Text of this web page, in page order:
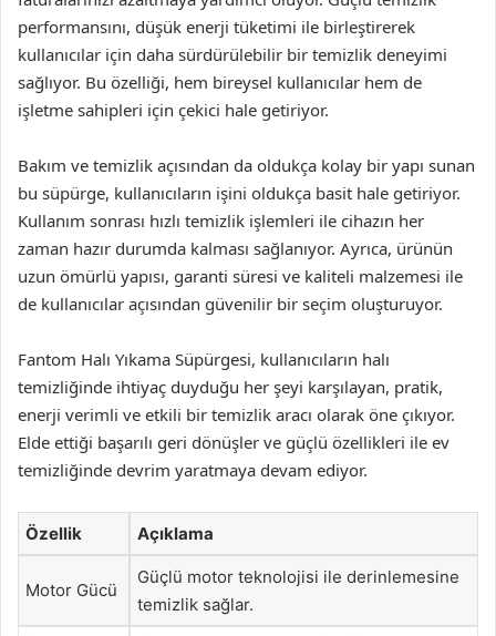
performansını, düşük enerji tüketimi ile birleştirerek
kullanıcılar için daha sürdürülebilir bir temizlik deneyimi
sağlıyor. Bu özelliği, hem bireysel kullanıcılar hem de
işletme sahipleri için çekici hale getiriyor.
Bakım ve temizlik açısından da oldukça kolay bir yapı sunan
bu süpürge, kullanıcıların işini oldukça basit hale getiriyor.
Kullanım sonrası hızlı temizlik işlemleri ile cihazın her
zaman hazır durumda kalması sağlanıyor. Ayrıca, ürünün
uzun ömürlü yapısı, garanti süresi ve kaliteli malzemesi ile
de kullanıcılar açısından güvenilir bir seçim oluşturuyor.
Fantom Halı Yıkama Süpürgesi, kullanıcıların halı
temizliğinde ihtiyaç duyduğu her şeyi karşılayan, pratik,
enerji verimli ve etkili bir temizlik aracı olarak öne çıkıyor.
Elde ettiği başarılı geri dönüşler ve güçlü özellikleri ile ev
temizliğinde devrim yaratmaya devam ediyor.
Özellik Açıklama
Motor Gücü
Güçlü motor teknolojisi ile derinlemesine
temizlik sağlar.